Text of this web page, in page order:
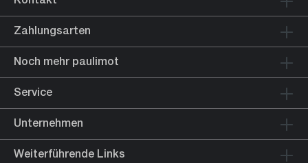
Zahlungsarten
Noch mehr paulimot
Service
Unternehmen
Weiterführende Links